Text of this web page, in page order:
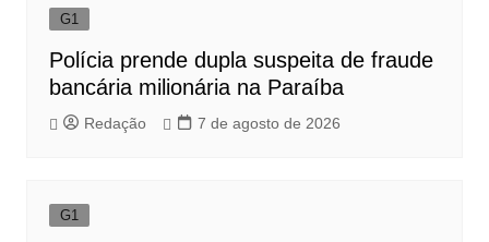
G1
Polícia prende dupla suspeita de fraude
bancária milionária na Paraíba
Redação 7 de agosto de 2026
G1